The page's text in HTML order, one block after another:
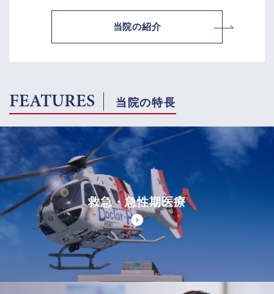
当院の紹介
FEATURES 当院の特長
救急・急性期医療